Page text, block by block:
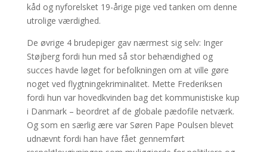
kåd og nyforelsket 19-årige pige ved tanken om denne
utrolige værdighed.
De øvrige 4 brudepiger gav nærmest sig selv: Inger
Støjberg fordi hun med så stor behændighed og
succes havde løget for befolkningen om at ville gøre
noget ved flygtningekriminalitet. Mette Frederiksen
fordi hun var hovedkvinden bag det kommunistiske kup
i Danmark – beordret af de globale pædofile netværk.
Og som en særlig ære var Søren Pape Poulsen blevet
udnævnt fordi han have fået gennemført